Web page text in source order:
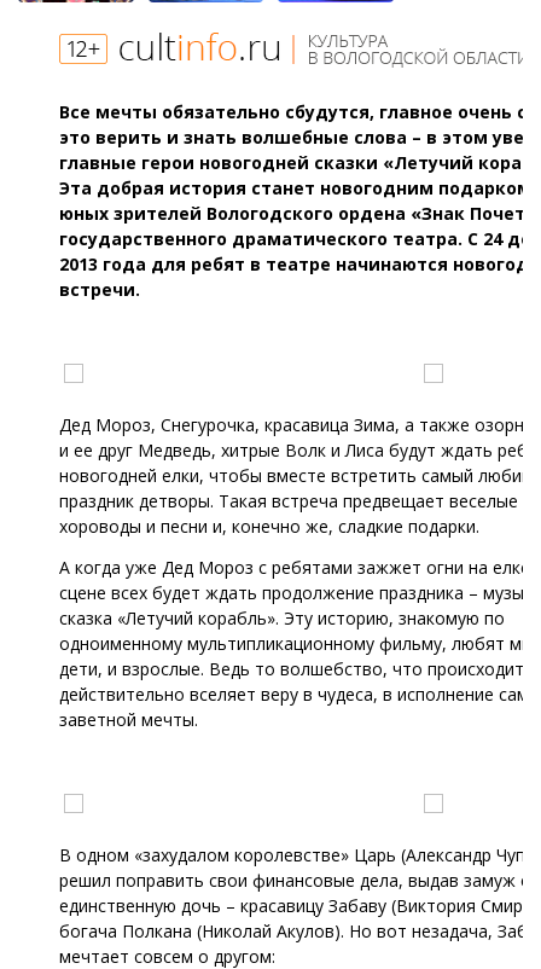
Все мечты обязательно сбудутся, главное очень
это верить и знать волшебные слова – в этом
главные герои новогодней сказки «Летучий
Эта добрая история станет новогодним подарком
юных зрителей Вологодского ордена «Знак
государственного драматического театра. С 24
2013 года для ребят в театре начинаются
встречи.
Дед Мороз, Снегурочка, красавица Зима, а также
и ее друг Медведь, хитрые Волк и Лиса будут ждать
новогодней елки, чтобы вместе встретить самый
праздник детворы. Такая встреча предвещает веселые
хороводы и песни и, конечно же, сладкие подарки.
А когда уже Дед Мороз с ребятами зажжет огни на елке,
сцене всех будет ждать продолжение праздника –
сказка «Летучий корабль». Эту историю, знакомую по
одноименному мультипликационному фильму, любят
дети, и взрослые. Ведь то волшебство, что происходит в
действительно вселяет веру в чудеса, в исполнение
заветной мечты.
В одном «захудалом королевстве» Царь (Александр
решил поправить свои финансовые дела, выдав замуж
единственную дочь – красавицу Забаву (Виктория
богача Полкана (Николай Акулов). Но вот незадача,
мечтает совсем о другом: